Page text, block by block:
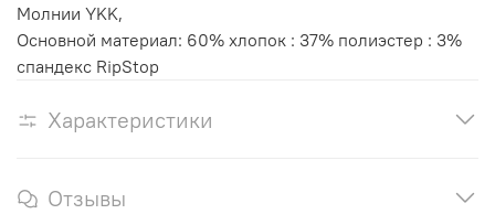
Молнии YKK,
Основной материал: 60% хлопок : 37% полиэстер : 3%
спандекс RipStop
Характеристики
Отзывы